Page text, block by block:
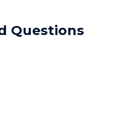
Questions